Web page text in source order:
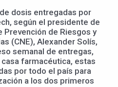
dosis entregadas por
según el presidente de
Prevención de Riesgos y
(CNE), Alexander Solís,
semanal de entregas,
farmacéutica, estas
por todo el país para
a los dos primeros